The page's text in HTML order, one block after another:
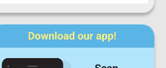
Πρόοδος